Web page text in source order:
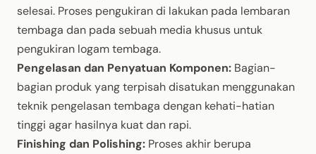
selesai. Proses pengukiran di lakukan pada lembaran
tembaga dan pada sebuah media khusus untuk
pengukiran logam tembaga.
Pengelasan dan Penyatuan Komponen: Bagian-
bagian produk yang terpisah disatukan menggunakan
teknik pengelasan tembaga dengan kehati-hatian
tinggi agar hasilnya kuat dan rapi.
Finishing dan Polishing: Proses akhir berupa